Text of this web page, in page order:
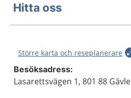
Hitta oss
Större karta och reseplanerare
Besöksadress:
Lasarettsvägen 1, 801 88 Gävle